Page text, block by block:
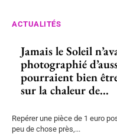
ACTUALITÉS
Jamais le Soleil
photographié
pourraient bien
sur la chaleur de...
Repérer une pièce de 1 euro
peu de chose près,...